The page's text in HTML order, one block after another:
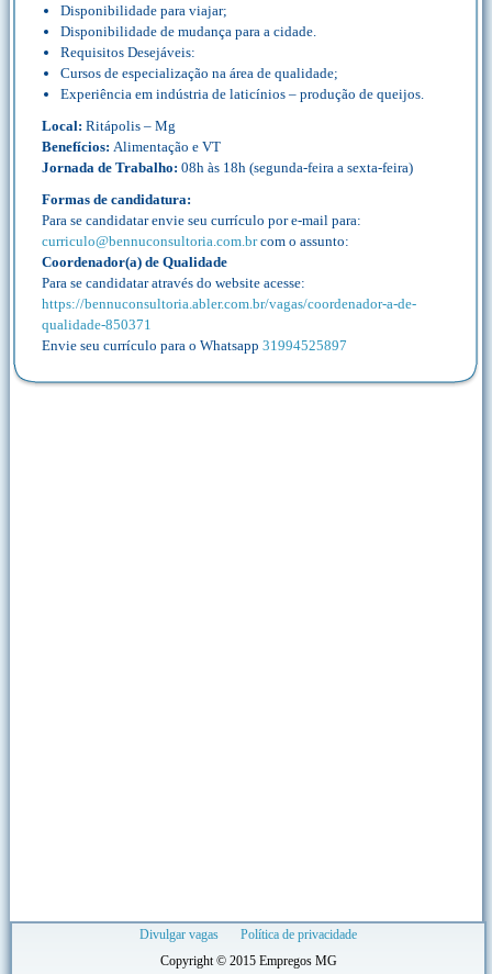
Disponibilidade para viajar;
Disponibilidade de mudança para a cidade.
Requisitos Desejáveis:
Cursos de especialização na área de qualidade;
Experiência em indústria de laticínios – produção de queijos.
Local: Ritápolis – Mg
Benefícios: Alimentação e VT
Jornada de Trabalho: 08h às 18h (segunda-feira a sexta-feira)
Formas de candidatura:
Para se candidatar envie seu currículo por e-mail para:
curriculo@bennuconsultoria.com.brcom o assunto:
Coordenador(a) de Qualidade
Para se candidatar através do website acesse:
https://bennuconsultoria.abler.com.br/vagas/coordenador-a-de-
qualidade-850371
Envie seu currículo para o Whatsapp 31994525897
Divulgar vagas
Política de privacidade
Copyright © 2015 Empregos MG